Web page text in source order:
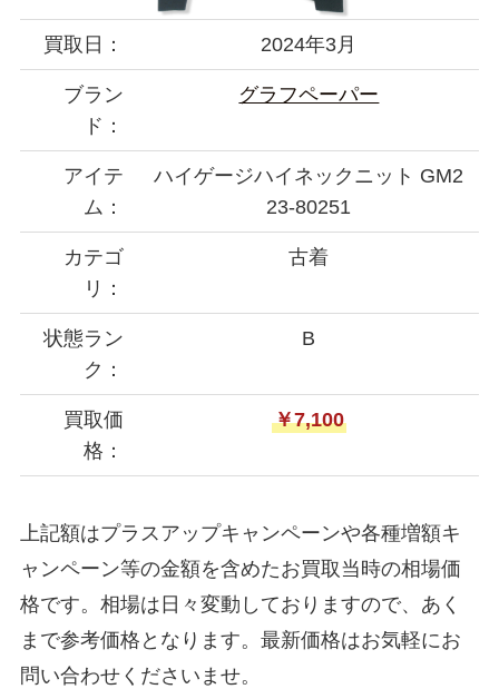
買取日： 2024年3月
ブラン
ド：
グラフペーパー
アイテ
ム：
ハイゲージハイネックニット GM2
23-80251
カテゴ
リ：
古着
状態ラン
ク：
B
買取価
格：
￥7,100
上記額はプラスアップキャンペーンや各種増額キ
ャンペーン等の金額を含めたお買取当時の相場価
格です。相場は日々変動しておりますので、あく
まで参考価格となります。最新価格はお気軽にお
問い合わせくださいませ。